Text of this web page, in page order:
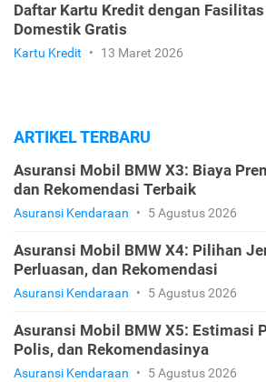
Daftar Kartu Kredit dengan
Domestik Gratis
Kartu Kredit • 13 Maret 2026
ARTIKEL TERBARU
Asuransi Mobil BMW X3: Biaya
dan Rekomendasi Terbaik
Asuransi Kendaraan • 5 Agustus 2026
Asuransi Mobil BMW X4: Pilihan
Perluasan, dan Rekomendasi
Asuransi Kendaraan • 5 Agustus 2026
Asuransi Mobil BMW X5: Estimasi
Polis, dan Rekomendasinya
Asuransi Kendaraan • 5 Agustus 2026